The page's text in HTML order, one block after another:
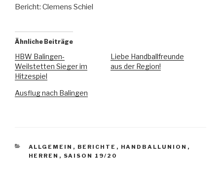
Bericht: Clemens Schiel
Ähnliche Beiträge
HBW Balingen-
Weilstetten Sieger im
Hitzespiel
Liebe Handballfreunde
aus der Region!
Ausflug nach Balingen
ALLGEMEIN , BERICHTE , HANDBALLUNION ,
HERREN , SAISON 19/20